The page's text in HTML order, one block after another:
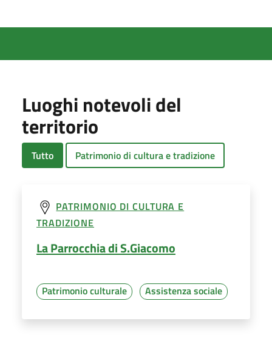
Luoghi notevoli del
territorio
Tutto Patrimonio di cultura e tradizione
PATRIMONIO DI CULTURA E
TRADIZIONE
La Parrocchia di S.Giacomo
Patrimonio culturale Assistenza sociale